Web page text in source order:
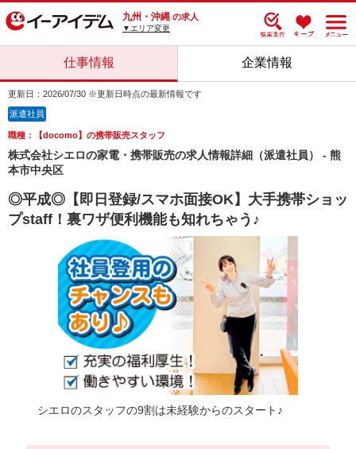
九州・沖縄 の求人
▼エリア変更
仕事情報 企業情報
更新日：2026/07/30 ※更新日時点の最新情報です
派遣社員
職種：【docomo】の携帯販売スタッフ
株式会社シエロの家電・携帯販売の求人情報詳細（派遣社員） - 熊
本市中央区
◎平成◎【即日登録/スマホ面接OK】大手携帯ショッ
プstaff！裏ワザ便利機能も知れちゃう♪
シエロのスタッフの9割は未経験からのスタート♪